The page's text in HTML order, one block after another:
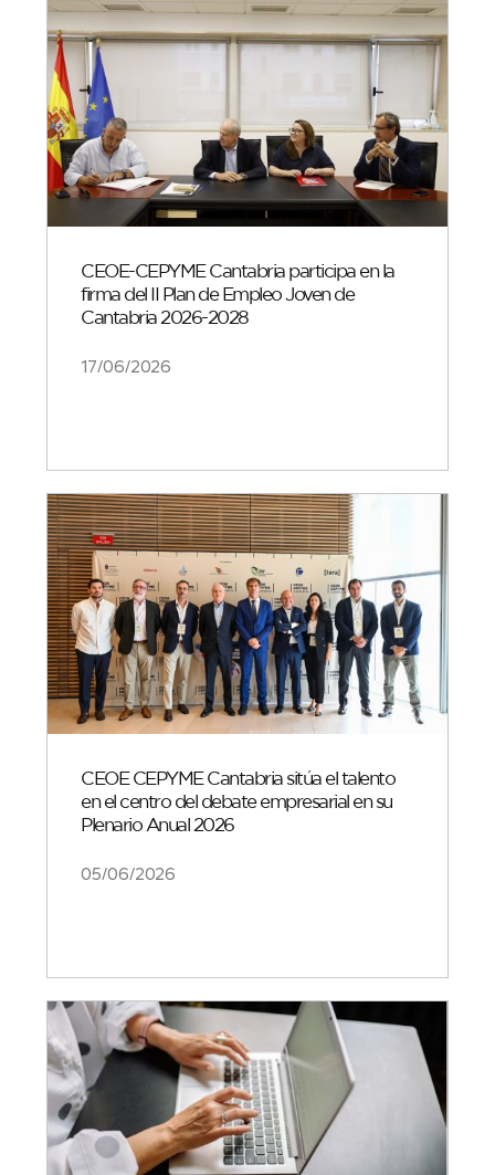
CEOE-CEPYME Cantabria participa en la
firma del II Plan de Empleo Joven de
Cantabria 2026-2028
17/06/2026
CEOE CEPYME Cantabria sitúa el talento
en el centro del debate empresarial en su
Plenario Anual 2026
05/06/2026